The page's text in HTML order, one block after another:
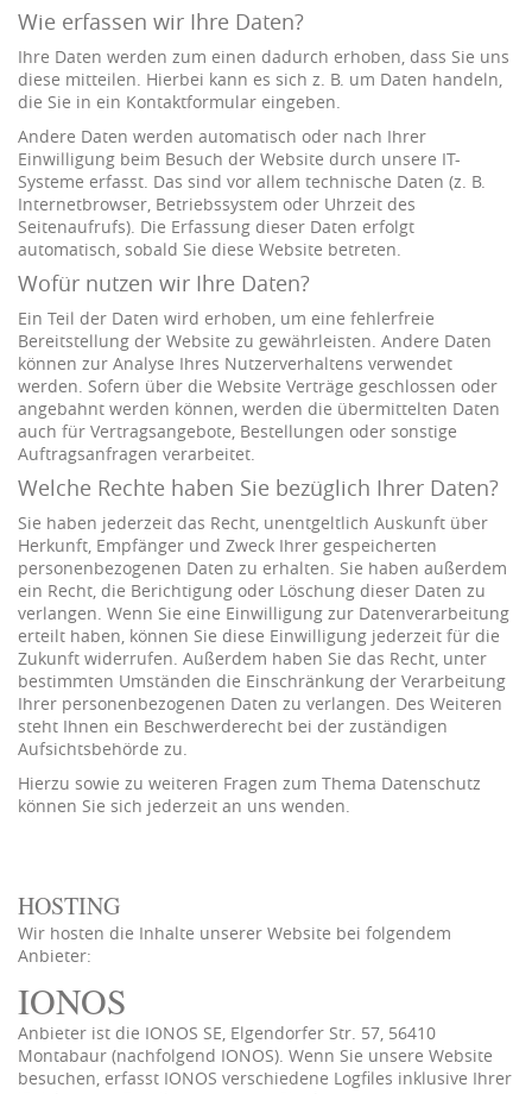
Wie erfassen wir Ihre Daten?
Ihre Daten werden zum einen dadurch erhoben, dass Sie uns
diese mitteilen. Hierbei kann es sich z. B. um Daten handeln,
die Sie in ein Kontaktformular eingeben.
Andere Daten werden automatisch oder nach Ihrer
Einwilligung beim Besuch der Website durch unsere IT-
Systeme erfasst. Das sind vor allem technische Daten (z. B.
Internetbrowser, Betriebssystem oder Uhrzeit des
Seitenaufrufs). Die Erfassung dieser Daten erfolgt
automatisch, sobald Sie diese Website betreten.
Wofür nutzen wir Ihre Daten?
Ein Teil der Daten wird erhoben, um eine fehlerfreie
Bereitstellung der Website zu gewährleisten. Andere Daten
können zur Analyse Ihres Nutzerverhaltens verwendet
werden. Sofern über die Website Verträge geschlossen oder
angebahnt werden können, werden die übermittelten Daten
auch für Vertragsangebote, Bestellungen oder sonstige
Auftragsanfragen verarbeitet.
Welche Rechte haben Sie bezüglich Ihrer Daten?
Sie haben jederzeit das Recht, unentgeltlich Auskunft über
Herkunft, Empfänger und Zweck Ihrer gespeicherten
personenbezogenen Daten zu erhalten. Sie haben außerdem
ein Recht, die Berichtigung oder Löschung dieser Daten zu
verlangen. Wenn Sie eine Einwilligung zur Datenverarbeitung
erteilt haben, können Sie diese Einwilligung jederzeit für die
Zukunft widerrufen. Außerdem haben Sie das Recht, unter
bestimmten Umständen die Einschränkung der Verarbeitung
Ihrer personenbezogenen Daten zu verlangen. Des Weiteren
steht Ihnen ein Beschwerderecht bei der zuständigen
Aufsichtsbehörde zu.
Hierzu sowie zu weiteren Fragen zum Thema Datenschutz
können Sie sich jederzeit an uns wenden.
HOSTING
Wir hosten die Inhalte unserer Website bei folgendem
Anbieter:
IONOS
Anbieter ist die IONOS SE, Elgendorfer Str. 57, 56410
Montabaur (nachfolgend IONOS). Wenn Sie unsere Website
besuchen, erfasst IONOS verschiedene Logfiles inklusive Ihrer